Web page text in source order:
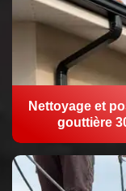
Nettoyage et
gouttière